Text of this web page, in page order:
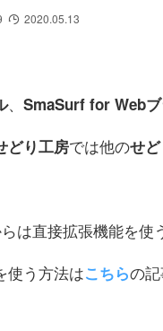
2020.05.13
、 SmaSurf for Web
どり工房では他のせ
は直接拡張機能を使
使う方法はこちらの記